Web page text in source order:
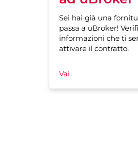
Sei hai già una
passa a uBroker!
informazioni che ti
attivare il contratto.
Vai